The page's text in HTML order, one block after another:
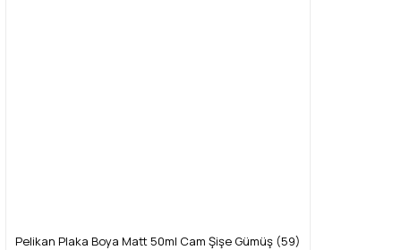
Pelikan Plaka Boya Matt 50ml Cam Şişe Gümüş (59)